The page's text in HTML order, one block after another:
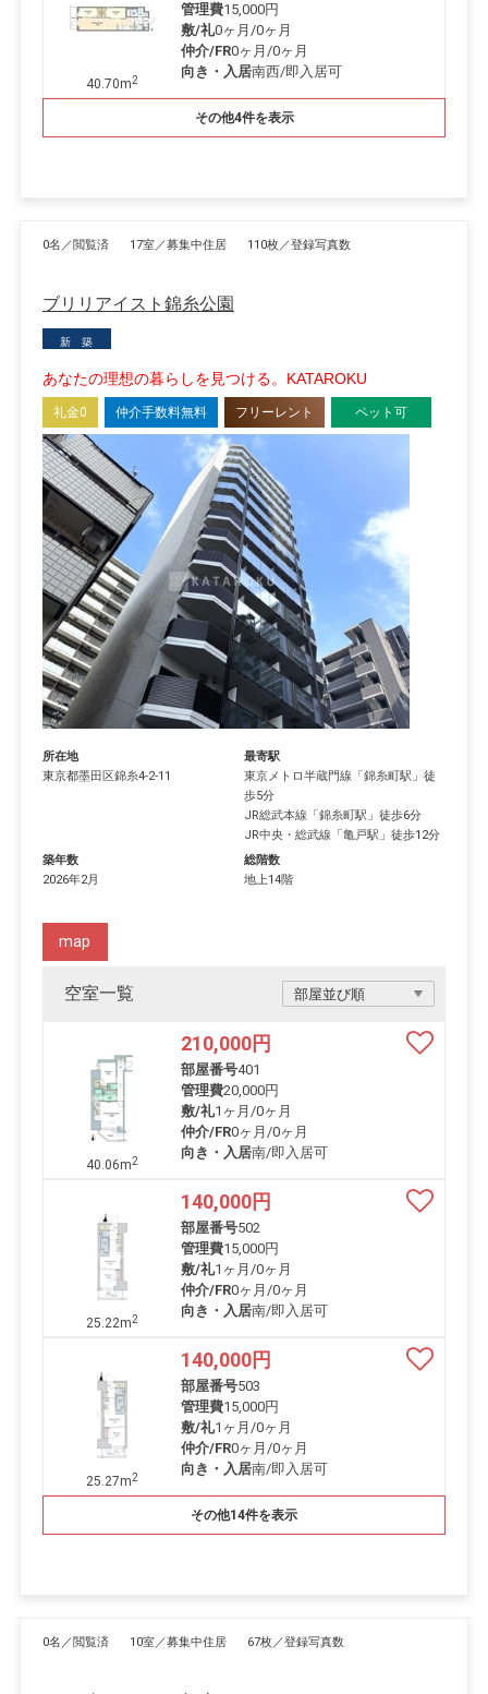
40.70m2
管理費15,000円
敷/礼0ヶ月 /0ヶ月
仲介/FR0ヶ月 /0ヶ月
向き・入居南西/即入居可
その他4件を表示
0名／閲覧済 17室／募集中住居 110枚／登録写真数
ブリリアイスト錦糸公園
新 築
あなたの理想の暮らしを見つける。KATAROKU
礼金0 仲介手数料無料 フリーレント ペット可
所在地
東京都墨田区錦糸4-2-11
最寄駅
東京メトロ半蔵門線 「錦糸町駅 」徒
歩5分
JR総武本線 「錦糸町駅 」徒歩6分
JR中央・総武線 「亀戸駅 」徒歩12分
築年数
2026年2月
総階数
地上14階
空室一覧
map
40.06m2
210,000円
部屋番号401
管理費20,000円
敷/礼1ヶ月 /0ヶ月
仲介/FR0ヶ月 /0ヶ月
向き・入居南/即入居可
25.22m2
140,000円
部屋番号502
管理費15,000円
敷/礼1ヶ月 /0ヶ月
仲介/FR0ヶ月 /0ヶ月
向き・入居南/即入居可
25.27m2
140,000円
部屋番号503
管理費15,000円
敷/礼1ヶ月 /0ヶ月
仲介/FR0ヶ月 /0ヶ月
向き・入居南/即入居可
その他14件を表示
0名／閲覧済 10室／募集中住居 67枚／登録写真数